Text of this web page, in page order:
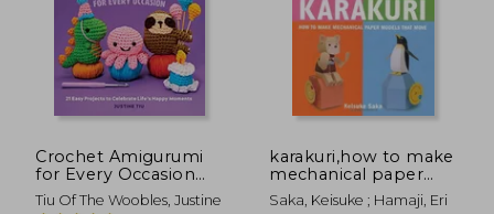
55%
dcto.
$ 149.282
$ 67.177
55%
dcto.
Crochet Amigurumi
for Every Occasion
(Crochet for
Beginners): 21 Easy
Tiu Of The Woobles, Justine
karakuri,how to make
mechanical paper
models that move
(en Inglés)
Saka, Keisuke ; Hamaji, Eri